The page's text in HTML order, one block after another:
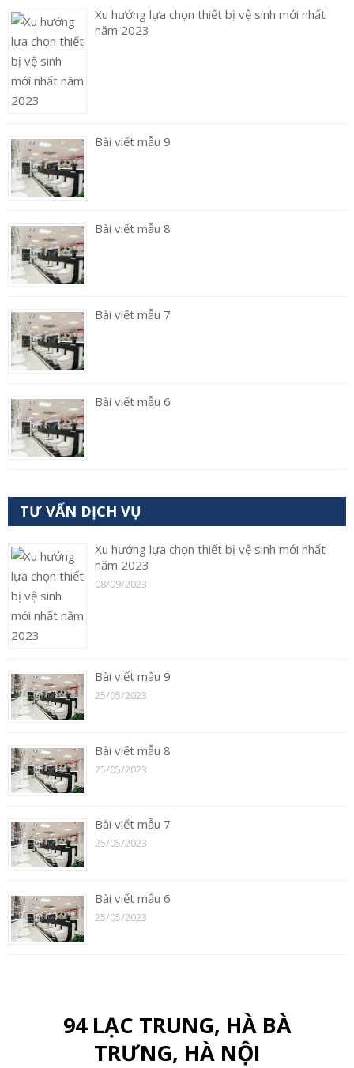
Xu hướng lựa chọn thiết bị vệ sinh mới nhất
năm 2023
Bài viết mẫu 9
Bài viết mẫu 8
Bài viết mẫu 7
Bài viết mẫu 6
TƯ VẤN DỊCH VỤ
Xu hướng lựa chọn thiết bị vệ sinh mới nhất
năm 2023
08/09/2023
Bài viết mẫu 9
25/05/2023
Bài viết mẫu 8
25/05/2023
Bài viết mẫu 7
25/05/2023
Bài viết mẫu 6
25/05/2023
94 LẠC TRUNG, HÀ BÀ
TRƯNG, HÀ NỘI